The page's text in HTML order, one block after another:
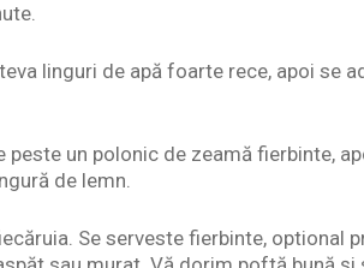
linguri de apă foarte rece, apoi se
un polonic de zeamă fierbinte,
de lemn.
Se serveste fierbinte, optional